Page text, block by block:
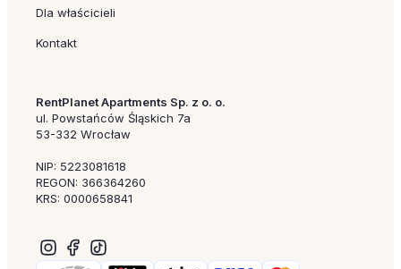
Dla właścicieli
Kontakt
RentPlanet Apartments Sp. z o. o.
ul. Powstańców Śląskich 7a
53-332 Wrocław
NIP: 5223081618
REGON: 366364260
KRS: 0000658841